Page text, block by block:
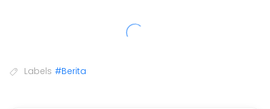
Labels #Berita